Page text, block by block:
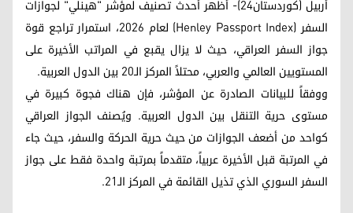
أربيل (كوردستان24)- أظهر أحدث تصنيف لمؤشر "هينلي" لجوازات
السفر (Henley Passport Index) لعام 2026، استمرار تراجع قوة
جواز السفر العراقي، حيث لا يزال يقبع في المراتب الأخيرة على
المستويين العالمي والعربي، محتلاً المركز الـ20 بين الدول العربية.
ووفقاً للبيانات الصادرة عن المؤشر، فإن هناك فجوة كبيرة في
مستوى حرية التنقل بين الدول العربية. ويُصنف الجواز العراقي
كواحد من أضعف الجوازات من حيث حرية الحركة والسفر، حيث جاء
في المرتبة قبل الأخيرة عربياً، متقدماً بمرتبة واحدة فقط على جواز
السفر السوري الذي تذيل القائمة في المركز الـ21.